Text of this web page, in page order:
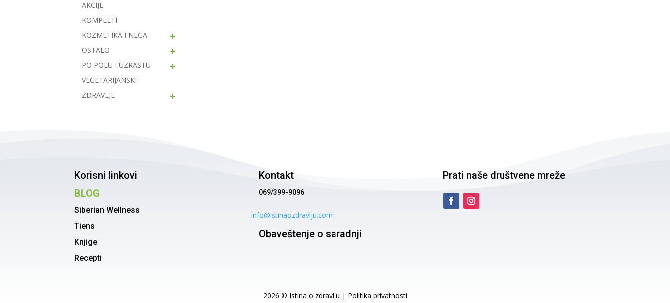
AKCIJE
KOMPLETI
KOZMETIKA I NEGA
+
OSTALO +
PO POLU I UZRASTU +
VEGETARIJANSKI
ZDRAVLJE
+
Korisni linkovi
BLOG
Siberian Wellness
Tiens
Knjige
Recepti
Kontakt
069/399-9096
info@istinaozdravlju.com
Obaveštenje o saradnji
Prati naše društvene mreže
2026 © Istina o zdravlju | Politika privatnosti